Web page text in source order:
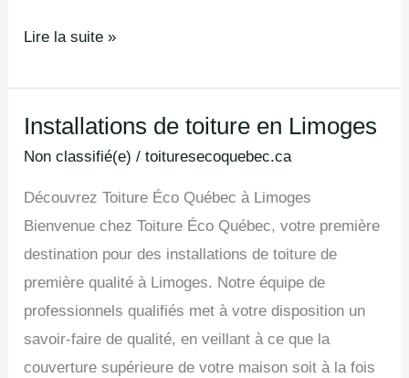
Lire la suite »
Installations de toiture en Limoges
Non classifié(e) /toituresecoquebec.ca
Découvrez Toiture Éco Québec à Limoges
Bienvenue chez Toiture Éco Québec, votre première
destination pour des installations de toiture de
première qualité à Limoges. Notre équipe de
professionnels qualifiés met à votre disposition un
savoir-faire de qualité, en veillant à ce que la
couverture supérieure de votre maison soit à la fois
Installations
de